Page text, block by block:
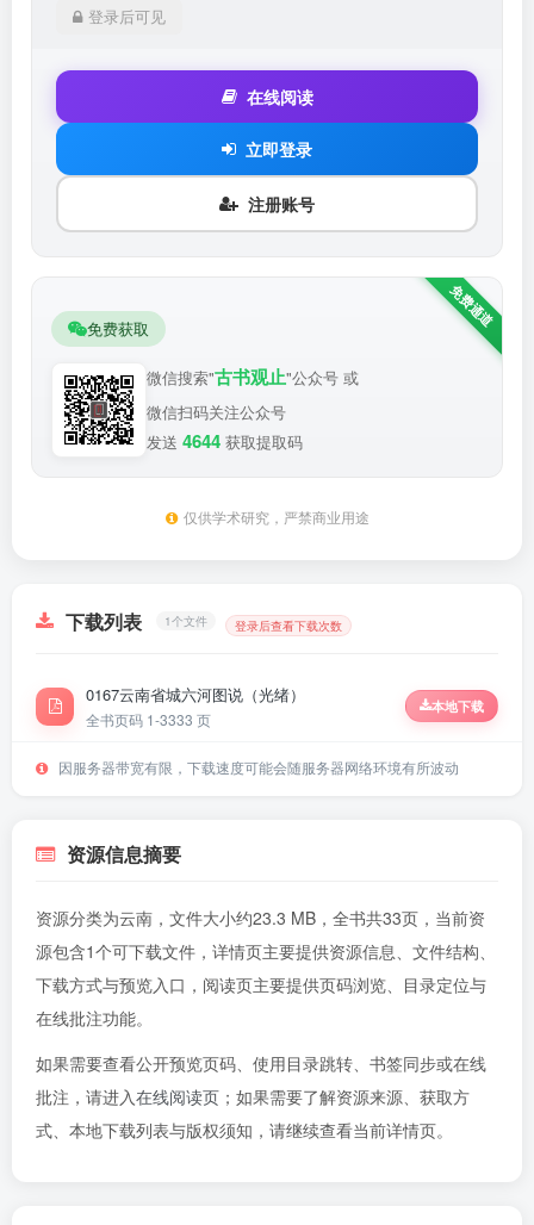
登录后可见
在线阅读
立即登录
注册账号
免费获取
微信搜索"古书观止"公众号 或
微信扫码关注公众号
发送 4644 获取提取码
仅供学术研究，严禁商业用途
下载列表 1个文件 登录后查看下载次数
0167云南省城六河图说（光绪）
全书页码 1-3333 页
本地下载
因服务器带宽有限，下载速度可能会随服务器网络环境有所波动
资源信息摘要
资源分类为云南，文件大小约23.3 MB，全书共33页，当前资
源包含1个可下载文件，详情页主要提供资源信息、文件结构、
下载方式与预览入口，阅读页主要提供页码浏览、目录定位与
在线批注功能。
如果需要查看公开预览页码、使用目录跳转、书签同步或在线
批注，请进入在线阅读页 ；如果需要了解资源来源、获取方
式、本地下载列表与版权须知，请继续查看当前详情页。